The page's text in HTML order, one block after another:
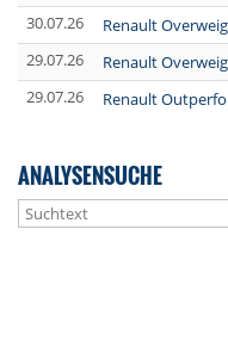
30.07.26
Renault
29.07.26
Renault
29.07.26
Renault
ANALYSENSUCHE